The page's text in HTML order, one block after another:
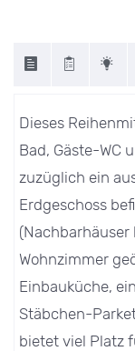
Dieses
Bad, Gäste-WC
zuzüglich ein
Erdgeschoss
Wohnzimmer
Einbauküche,
Stäbchen-
bietet viel Platz